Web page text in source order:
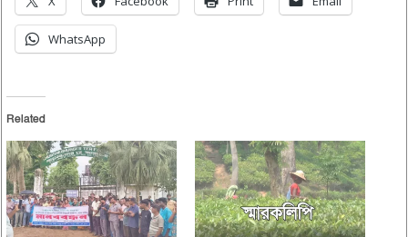
WhatsApp
Related